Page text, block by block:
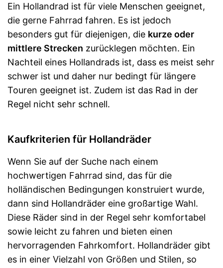
Ein Hollandrad ist für viele Menschen geeignet,
die gerne Fahrrad fahren. Es ist jedoch
besonders gut für diejenigen, die kurze oder
mittlere Strecken zurücklegen möchten. Ein
Nachteil eines Hollandrads ist, dass es meist sehr
schwer ist und daher nur bedingt für längere
Touren geeignet ist. Zudem ist das Rad in der
Regel nicht sehr schnell.
Kaufkriterien für Hollandräder
Wenn Sie auf der Suche nach einem
hochwertigen Fahrrad sind, das für die
holländischen Bedingungen konstruiert wurde,
dann sind Hollandräder eine großartige Wahl.
Diese Räder sind in der Regel sehr komfortabel
sowie leicht zu fahren und bieten einen
hervorragenden Fahrkomfort. Hollandräder gibt
es in einer Vielzahl von Größen und Stilen, so